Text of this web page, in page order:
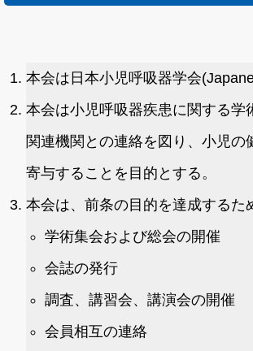
本会は日本小児呼吸器学会
本会は小児呼吸器疾患に関する
関連機関との連絡を図り、小児
寄与することを目的とする。
本会は、前条の目的を達成するた
学術集会および総会の開催
会誌の発行
調査、講習会、講演会の開催
会員相互の連絡